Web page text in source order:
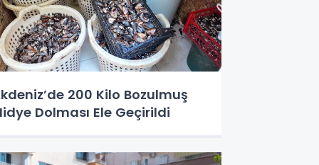
200 Kilo Bozulmuş
Dolması Ele Geçirildi